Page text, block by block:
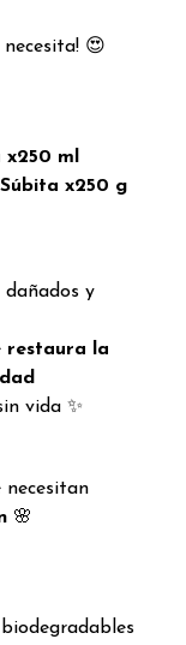
😍
ml
x250 g
dañados y
restaura la
vida ✨
necesitan
🌸